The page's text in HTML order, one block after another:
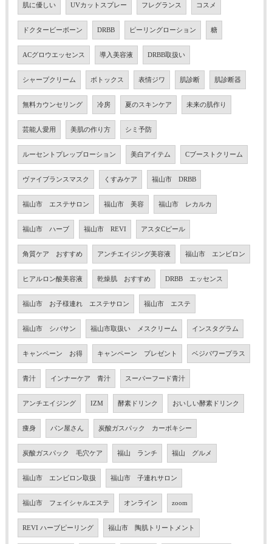
肌に優しい UVカットスプレー フレグランス コスメ
ドクタービーボーン DRBB ピーリングローション 糖
ACグロウエッセンス 導入美容液 DRBB取扱い
シャープクリーム ボトックス 表情ジワ 肌診断 肌診断器
無料カウンセリング 冷房 夏のスキンケア 未来の肌作り
芸能人愛用 美肌の作り方 シミ予防
ルーセントプレップローション 美白アイテム Cブーストクリーム
ヴァイブランスマスク くすみケア 福山市 DRBB
福山市 エステサロン 福山市 美容 福山市 レカルカ
福山市 ハーブ 福山市 REVI アスタCピール
角質ケア おすすめ アンチエイジング美容液 福山市 エンビロン
ヒアルロン酸美容液 乾燥肌 おすすめ DRBB エッセンス
福山市 お子様連れ エステサロン 福山市 エステ
福山市 シバサン 福山市取扱い メスクリーム インスタグラム
キャンペーン お得 キャンペーン プレゼント ベジパワープラス
青汁 インナーケア 青汁 スーパーフード青汁
アンチエイジング IZM 酵素ドリンク おいしい酵素ドリンク
痩身 パン屋さん 炭酸ガスパック カーボキシー
炭酸ガスパック 毛穴ケア 福山 ランチ 福山 グルメ
福山市 エンビロン取扱 福山市 子連れサロン
福山市 フェイシャルエステ オンライン zoom
REVI ハーブピーリング 福山市 陶肌トリートメント